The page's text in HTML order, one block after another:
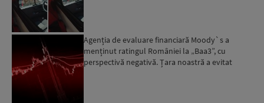
Agenția de evaluare financiară Moody`s a
menținut ratingul României la „Baa3”, cu
perspectivă negativă. Țara noastră a evitat